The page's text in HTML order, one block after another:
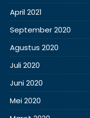
April 2021
September 2020
Agustus 2020
Juli 2020
Juni 2020
Mei 2020